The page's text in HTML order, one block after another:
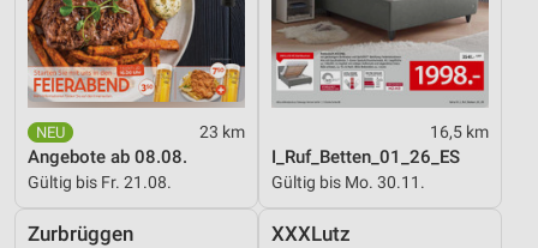
23 km
Angebote ab 08.08.
Gültig bis Fr. 21.08.
16,5 km
I_Ruf_Betten_01_26_ES
Gültig bis Mo. 30.11.
Zurbrüggen XXXLutz